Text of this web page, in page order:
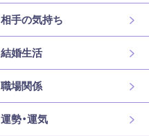
相手の気持ち
結婚生活
職場関係
運勢・運気